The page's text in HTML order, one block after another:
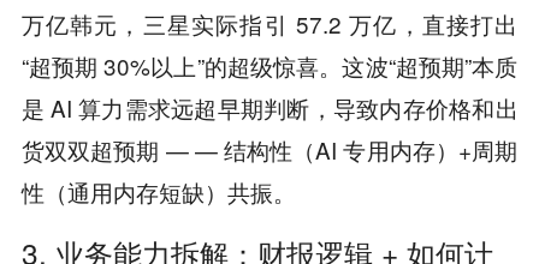
万亿韩元，三星实际指引 57.2 万亿，直接打出
“超预期 30%以上”的超级惊喜。这波“超预期”本质
是 AI 算力需求远超早期判断，导致内存价格和出
货双双超预期 — — 结构性（AI 专用内存）+周期
性（通用内存短缺）共振。
3. 业务能力拆解：财报逻辑 + 如何计